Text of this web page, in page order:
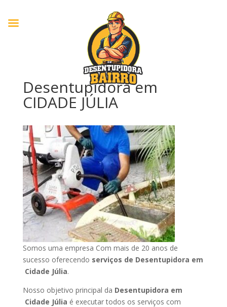
Desentupidora em
CIDADE JÚLIA
Somos uma empresa Com mais de 20 anos de
sucesso oferecendo serviços de Desentupidora em
Cidade Júlia.
Nosso objetivo principal da Desentupidora em
Cidade Júlia é executar todos os serviços com